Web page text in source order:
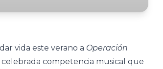
vida este verano a Operación
competencia musical que